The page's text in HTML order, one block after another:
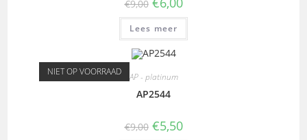
€9,00
Lees meer
NIET OP VOORRAAD AP - platinum
AP2544
€9,00 €5,50